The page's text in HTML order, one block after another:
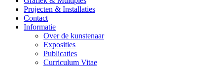
Projecten & Installaties
Contact
Informatie
Over de kunstenaar
Exposities
Publicaties
Curriculum Vitae